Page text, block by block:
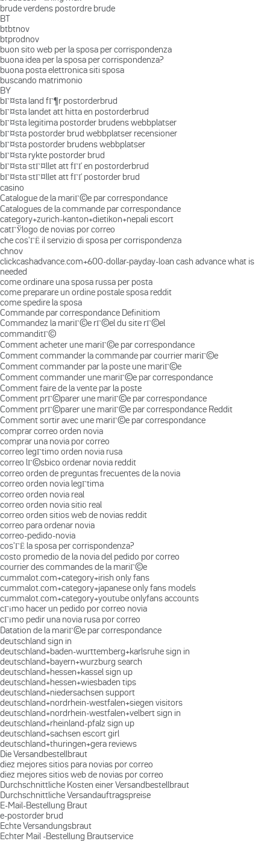
brude verdens postordre brude
BT
btbtnov
btprodnov
buon sito web per la sposa per corrispondenza
buona idea per la sposa per corrispondenza?
buona posta elettronica siti sposa
buscando matrimonio
BY
bГ¤sta land fГ¶r postorderbrud
bГ¤sta landet att hitta en postorderbrud
bГ¤sta legitima postorder brudens webbplatser
bГ¤sta postorder brud webbplatser recensioner
bГ¤sta postorder brudens webbplatser
bГ¤sta rykte postorder brud
bГ¤sta stГ¤llet att fГҐ en postorderbrud
bГ¤sta stГ¤llet att fГҐ postorder brud
casino
Catalogue de la mariГ©e par correspondance
Catalogues de la commande par correspondance
category+zurich-kanton+dietikon+nepali escort
catГЎlogo de novias por correo
che cos'ГЁ il servizio di sposa per corrispondenza
chnov
clickcashadvance.com+600-dollar-payday-loan cash advance what is
needed
come ordinare una sposa russa per posta
come preparare un ordine postale sposa reddit
come spedire la sposa
Commande par correspondance Definitiom
Commandez la mariГ©e rГ©el du site rГ©el
commanditГ©
Comment acheter une mariГ©e par correspondance
Comment commander la commande par courrier mariГ©e
Comment commander par la poste une mariГ©e
Comment commander une mariГ©e par correspondance
Comment faire de la vente par la poste
Comment prГ©parer une mariГ©e par correspondance
Comment prГ©parer une mariГ©e par correspondance Reddit
Comment sortir avec une mariГ©e par correspondance
comprar correo orden novia
comprar una novia por correo
correo legГ­timo orden novia rusa
correo lГ©sbico ordenar novia reddit
correo orden de preguntas frecuentes de la novia
correo orden novia legГ­tima
correo orden novia real
correo orden novia sitio real
correo orden sitios web de novias reddit
correo para ordenar novia
correo-pedido-novia
cos'ГЁ la sposa per corrispondenza?
costo promedio de la novia del pedido por correo
courrier des commandes de la mariГ©e
cummalot.com+category+irish only fans
cummalot.com+category+japanese only fans models
cummalot.com+category+youtube onlyfans accounts
cГіmo hacer un pedido por correo novia
cГіmo pedir una novia rusa por correo
Datation de la mariГ©e par correspondance
deutschland sign in
deutschland+baden-wurttemberg+karlsruhe sign in
deutschland+bayern+wurzburg search
deutschland+hessen+kassel sign up
deutschland+hessen+wiesbaden tips
deutschland+niedersachsen support
deutschland+nordrhein-westfalen+siegen visitors
deutschland+nordrhein-westfalen+velbert sign in
deutschland+rheinland-pfalz sign up
deutschland+sachsen escort girl
deutschland+thuringen+gera reviews
Die Versandbestellbraut
diez mejores sitios para novias por correo
diez mejores sitios web de novias por correo
Durchschnittliche Kosten einer Versandbestellbraut
Durchschnittliche Versandauftragspreise
E-Mail-Bestellung Braut
e-postorder brud
Echte Versandungsbraut
Echter Mail -Bestellung Brautservice